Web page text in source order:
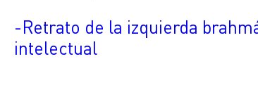
-Retrato de la izquierda
intelectual